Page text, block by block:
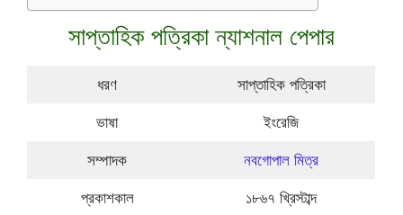
সাপ্তাহিক পত্রিকা ন্যাশনাল পেপার
ধরণ সাপ্তাহিক পত্রিকা
ভাষা ইংরেজি
সম্পাদক নবগোপাল মিত্র
প্রকাশকাল ১৮৬৭ খ্রিস্টাব্দ